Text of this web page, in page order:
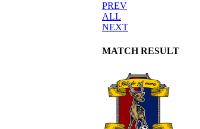
PREV
ALL
NEXT
MATCH RESULT